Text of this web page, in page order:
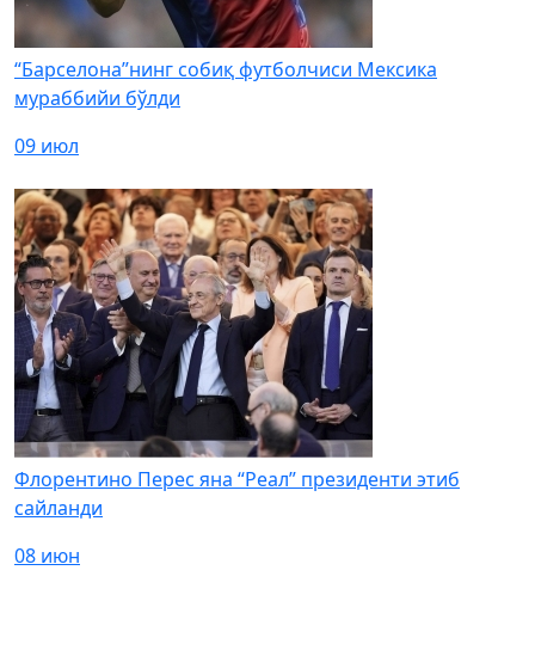
“Барселона”нинг собиқ футболчиси Мексика
мураббийи бўлди
09 июл
Флорентино Перес яна “Реал” президенти этиб
сайланди
08 июн